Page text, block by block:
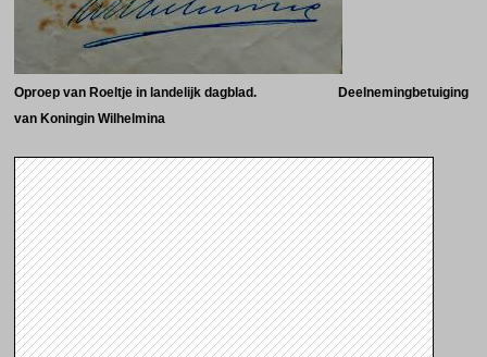
Oproep van Roeltje in landelijk dagblad. Deelnemingbetuiging
van Koningin Wilhelmina